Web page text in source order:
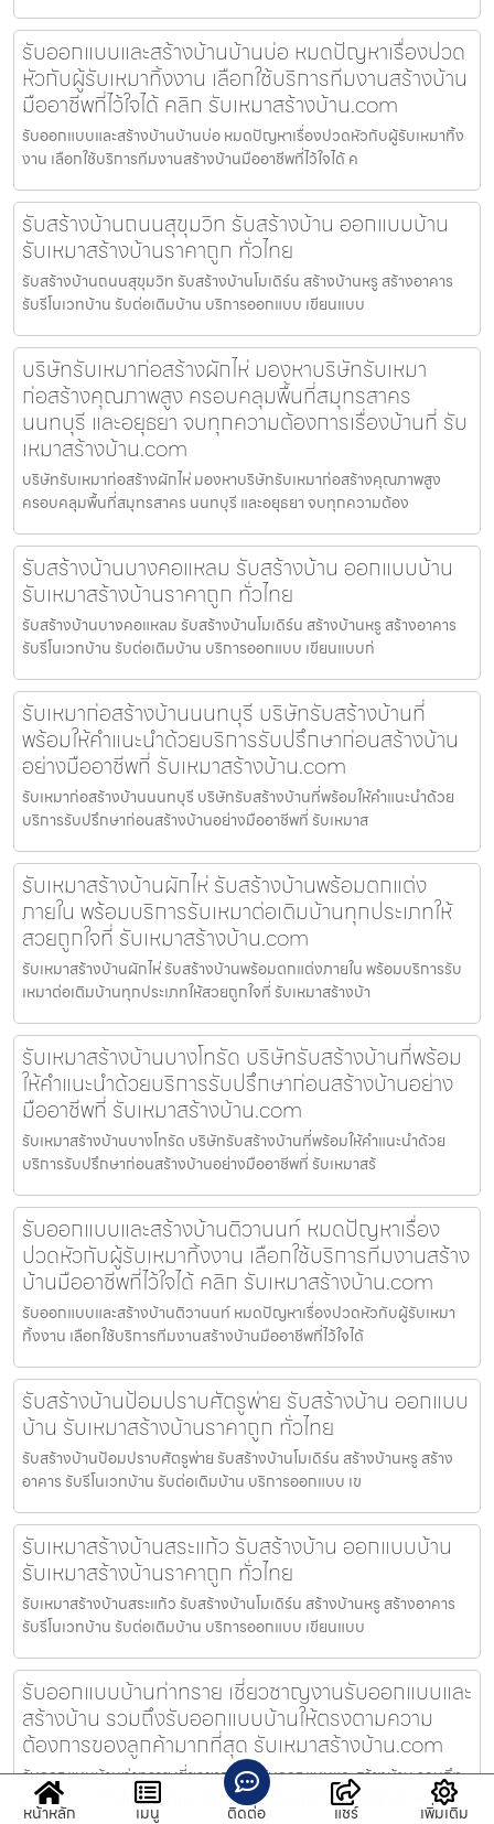
รับออกแบบและสร้างบ้านบ้านบ่อ หมดปัญหาเรื่องปวด
หัวกับผู้รับเหมาทิ้งงาน เลือกใช้บริการทีมงานสร้างบ้าน
มืออาชีพที่ไว้ใจได้ คลิก รับเหมาสร้างบ้าน.com
รับออกแบบและสร้างบ้านบ้านบ่อ หมดปัญหาเรื่องปวดหัวกับผู้รับเหมาทิ้ง
งาน เลือกใช้บริการทีมงานสร้างบ้านมืออาชีพที่ไว้ใจได้ ค
รับสร้างบ้านถนนสุขุมวิท รับสร้างบ้าน ออกแบบบ้าน
รับเหมาสร้างบ้านราคาถูก ทั่วไทย
รับสร้างบ้านถนนสุขุมวิท รับสร้างบ้านโมเดิร์น สร้างบ้านหรู สร้างอาคาร
รับรีโนเวทบ้าน รับต่อเติมบ้าน บริการออกแบบ เขียนแบบ
บริษัทรับเหมาก่อสร้างผักไห่ มองหาบริษัทรับเหมา
ก่อสร้างคุณภาพสูง ครอบคลุมพื้นที่สมุทรสาคร
นนทบุรี และอยุธยา จบทุกความต้องการเรื่องบ้านที่ รับ
เหมาสร้างบ้าน.com
บริษัทรับเหมาก่อสร้างผักไห่ มองหาบริษัทรับเหมาก่อสร้างคุณภาพสูง
ครอบคลุมพื้นที่สมุทรสาคร นนทบุรี และอยุธยา จบทุกความต้อง
รับสร้างบ้านบางคอแหลม รับสร้างบ้าน ออกแบบบ้าน
รับเหมาสร้างบ้านราคาถูก ทั่วไทย
รับสร้างบ้านบางคอแหลม รับสร้างบ้านโมเดิร์น สร้างบ้านหรู สร้างอาคาร
รับรีโนเวทบ้าน รับต่อเติมบ้าน บริการออกแบบ เขียนแบบก่
รับเหมาก่อสร้างบ้านนนทบุรี บริษัทรับสร้างบ้านที่
พร้อมให้คำแนะนำด้วยบริการรับปรึกษาก่อนสร้างบ้าน
อย่างมืออาชีพที่ รับเหมาสร้างบ้าน.com
รับเหมาก่อสร้างบ้านนนทบุรี บริษัทรับสร้างบ้านที่พร้อมให้คำแนะนำด้วย
บริการรับปรึกษาก่อนสร้างบ้านอย่างมืออาชีพที่ รับเหมาส
รับเหมาสร้างบ้านผักไห่ รับสร้างบ้านพร้อมตกแต่ง
ภายใน พร้อมบริการรับเหมาต่อเติมบ้านทุกประเภทให้
สวยถูกใจที่ รับเหมาสร้างบ้าน.com
รับเหมาสร้างบ้านผักไห่ รับสร้างบ้านพร้อมตกแต่งภายใน พร้อมบริการรับ
เหมาต่อเติมบ้านทุกประเภทให้สวยถูกใจที่ รับเหมาสร้างบ้า
รับเหมาสร้างบ้านบางโทรัด บริษัทรับสร้างบ้านที่พร้อม
ให้คำแนะนำด้วยบริการรับปรึกษาก่อนสร้างบ้านอย่าง
มืออาชีพที่ รับเหมาสร้างบ้าน.com
รับเหมาสร้างบ้านบางโทรัด บริษัทรับสร้างบ้านที่พร้อมให้คำแนะนำด้วย
บริการรับปรึกษาก่อนสร้างบ้านอย่างมืออาชีพที่ รับเหมาสร้
รับออกแบบและสร้างบ้านติวานนท์ หมดปัญหาเรื่อง
ปวดหัวกับผู้รับเหมาทิ้งงาน เลือกใช้บริการทีมงานสร้าง
บ้านมืออาชีพที่ไว้ใจได้ คลิก รับเหมาสร้างบ้าน.com
รับออกแบบและสร้างบ้านติวานนท์ หมดปัญหาเรื่องปวดหัวกับผู้รับเหมา
ทิ้งงาน เลือกใช้บริการทีมงานสร้างบ้านมืออาชีพที่ไว้ใจได้
รับสร้างบ้านป้อมปราบศัตรูพ่าย รับสร้างบ้าน ออกแบบ
บ้าน รับเหมาสร้างบ้านราคาถูก ทั่วไทย
รับสร้างบ้านป้อมปราบศัตรูพ่าย รับสร้างบ้านโมเดิร์น สร้างบ้านหรู สร้าง
อาคาร รับรีโนเวทบ้าน รับต่อเติมบ้าน บริการออกแบบ เข
รับเหมาสร้างบ้านสระแก้ว รับสร้างบ้าน ออกแบบบ้าน
รับเหมาสร้างบ้านราคาถูก ทั่วไทย
รับเหมาสร้างบ้านสระแก้ว รับสร้างบ้านโมเดิร์น สร้างบ้านหรู สร้างอาคาร
รับรีโนเวทบ้าน รับต่อเติมบ้าน บริการออกแบบ เขียนแบบ
รับออกแบบบ้านท่าทราย เชี่ยวชาญงานรับออกแบบและ
สร้างบ้าน รวมถึงรับออกแบบบ้านให้ตรงตามความ
ต้องการของลูกค้ามากที่สุด รับเหมาสร้างบ้าน.com
รับออกแบบบ้านท่าทราย เชี่ยวชาญงานรับออกแบบและสร้างบ้าน รวมถึง
รับออกแบบบ้านให้ตรงตามความต้องการของลูกค้ามากที่สุด รับเหมา
หน้าหลัก เมนู ติดต่อ แชร์ เพิ่มเติม